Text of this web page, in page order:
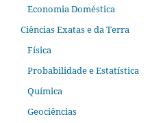
Economia Doméstica
Ciências Exatas e da Terra
Física
Probabilidade e Estatística
Química
Geociências